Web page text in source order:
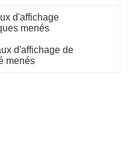
d'affichage
menés
d'affichage de
menés